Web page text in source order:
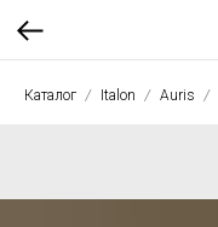
Каталог Italon Auris